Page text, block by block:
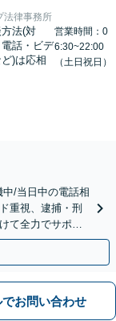
法律事務所
法(対
話・ビデ
)は応相
営業時間：0
6:30~22:00
（土日祝日）
中/当日中の電話相
重視、逮捕・刑
て全力でサポー
でお問い合わせ